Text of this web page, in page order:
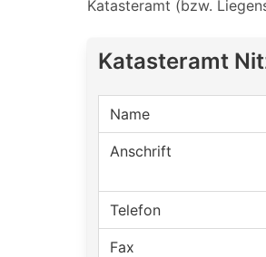
Katasteramt (bzw.
Katasteramt
Name
Anschrift
Telefon
Fax